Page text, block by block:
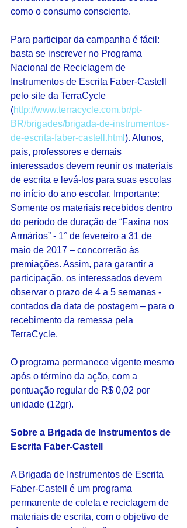
como o consumo consciente.
Para participar da campanha é fácil:
basta se inscrever no Programa
Nacional de Reciclagem de
Instrumentos de Escrita Faber-Castell
pelo site da TerraCycle
(http://www.terracycle.com.br/pt-
BR/brigades/brigada-de-instrumentos-
de-escrita-faber-castell.html ). Alunos,
pais, professores e demais
interessados devem reunir os materiais
de escrita e levá-los para suas escolas
no início do ano escolar. Importante:
Somente os materiais recebidos dentro
do período de duração de “Faxina nos
Armários” - 1° de fevereiro a 31 de
maio de 2017 – concorrerão às
premiações. Assim, para garantir a
participação, os interessados devem
observar o prazo de 4 a 5 semanas -
contados da data de postagem – para o
recebimento da remessa pela
TerraCycle.
O programa permanece vigente mesmo
após o término da ação, com a
pontuação regular de R$ 0,02 por
unidade (12gr).
Sobre a Brigada de Instrumentos de
Escrita Faber-Castell
A Brigada de Instrumentos de Escrita
Faber-Castell é um programa
permanente de coleta e reciclagem de
materiais de escrita, com o objetivo de